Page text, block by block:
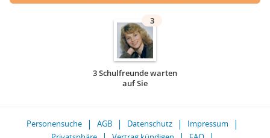
3
3 Schulfreunde warten
auf Sie
Personensuche AGB Datenschutz
Impressum